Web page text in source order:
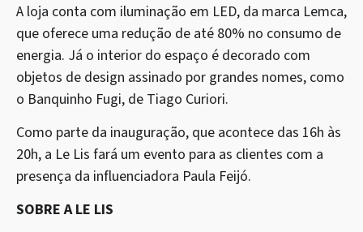
A loja conta com iluminação em LED, da marca Lemca,
que oferece uma redução de até 80% no consumo de
energia. Já o interior do espaço é decorado com
objetos de design assinado por grandes nomes, como
o Banquinho Fugi, de Tiago Curiori.
Como parte da inauguração, que acontece das 16h às
20h, a Le Lis fará um evento para as clientes com a
presença da influenciadora Paula Feijó.
SOBRE A LE LIS